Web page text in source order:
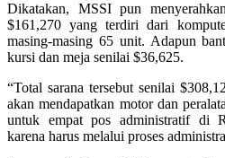
Dikatakan, MSSI pun
$161,270 yang terdiri dari
masing-masing 65 unit. Adapun
kursi dan meja senilai $36,625.
“Total sarana tersebut senilai
akan mendapatkan motor dan
untuk empat pos administratif di
karena harus melalui proses